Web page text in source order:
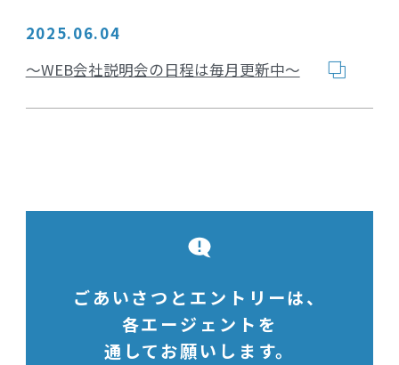
2025.06.04
～WEB会社説明会の日程は毎月更新中～
ごあいさつとエントリーは、
各エージェントを
通してお願いします。